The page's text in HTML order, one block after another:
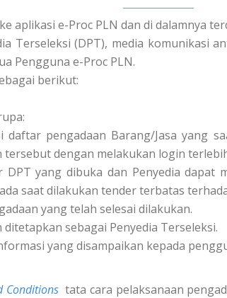
aplikasi e-Proc PLN dan di dalamnya
Terseleksi (DPT), media komunikasi
Pengguna e-Proc PLN.
berikut:
pengadaan Barang/Jasa yang
dengan melakukan login
yang dibuka dan Penyedia dapat
saat dilakukan tender terbatas
yang telah selesai dilakukan.
sebagai Penyedia Terseleksi.
yang disampaikan kepada
Conditionstata cara pelaksanaan